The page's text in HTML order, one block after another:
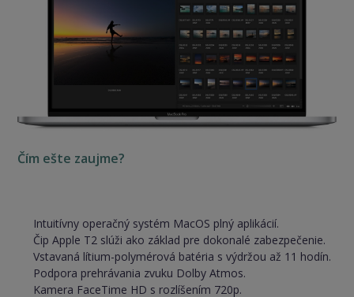
Čím ešte zaujme?
Intuitívny operačný systém MacOS plný aplikácií.
Čip Apple T2 slúži ako základ pre dokonalé zabezpečenie.
Vstavaná lítium-polymérová batéria s výdržou až 11 hodín.
Podpora prehrávania zvuku Dolby Atmos.
Kamera FaceTime HD s rozlíšením 720p.